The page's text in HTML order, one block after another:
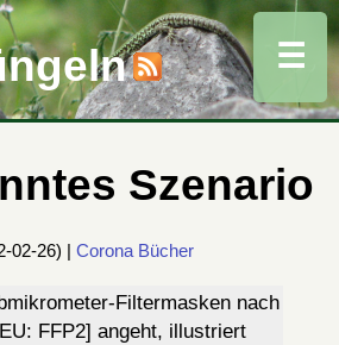
Szenario
02-26) | Corona Bücher
Filtermasken nach
FFP2] angeht, illustriert
☰